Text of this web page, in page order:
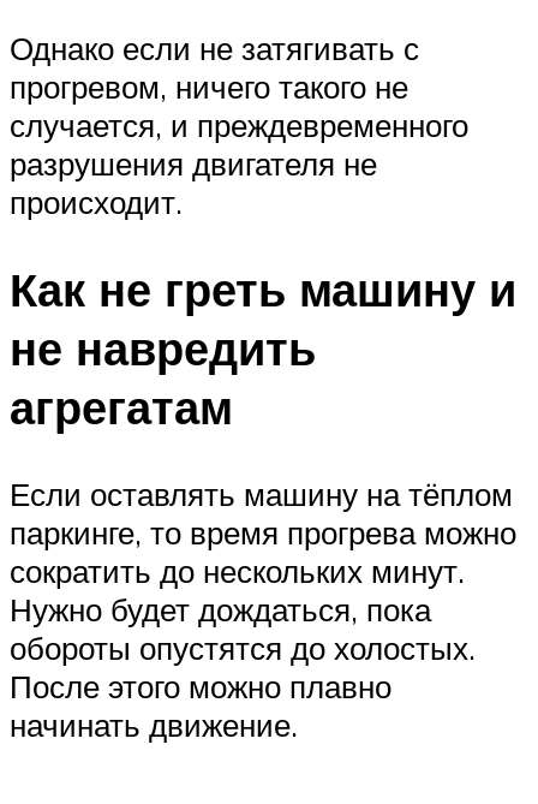
Однако если не затягивать с
прогревом, ничего такого не
случается, и преждевременного
разрушения двигателя не
происходит.
Как не греть машину и
не навредить
агрегатам
Если оставлять машину на тёплом
паркинге, то время прогрева можно
сократить до нескольких минут.
Нужно будет дождаться, пока
обороты опустятся до холостых.
После этого можно плавно
начинать движение.